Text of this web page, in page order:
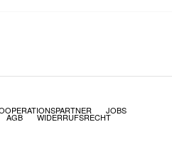
JOBS
AGB WIDERRUFSRECHT